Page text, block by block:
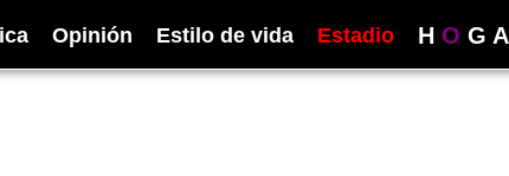
Opinión Estilo de vida Estadio H O G A